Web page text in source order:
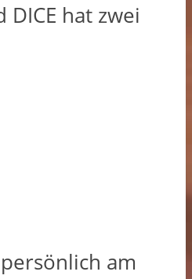
hat zwei
am